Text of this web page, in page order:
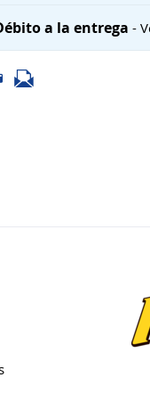
a la entrega-